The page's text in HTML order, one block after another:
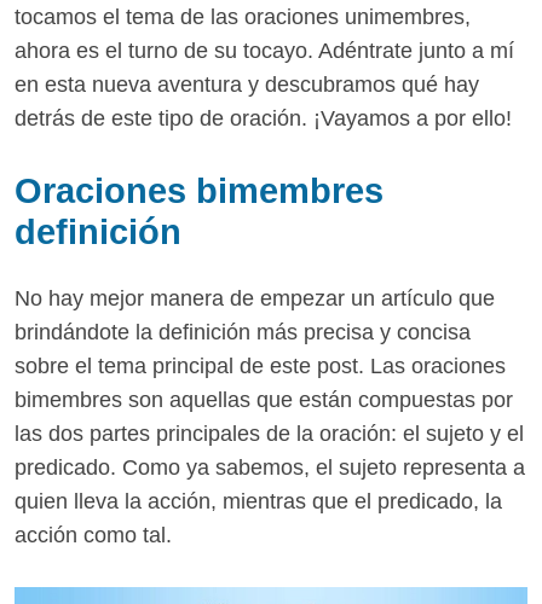
tocamos el tema de las oraciones unimembres,
ahora es el turno de su tocayo. Adéntrate junto a mí
en esta nueva aventura y descubramos qué hay
detrás de este tipo de oración. ¡Vayamos a por ello!
Oraciones bimembres
definición
No hay mejor manera de empezar un artículo que
brindándote la definición más precisa y concisa
sobre el tema principal de este post. Las oraciones
bimembres son aquellas que están compuestas por
las dos partes principales de la oración: el sujeto y el
predicado. Como ya sabemos, el sujeto representa a
quien lleva la acción, mientras que el predicado, la
acción como tal.